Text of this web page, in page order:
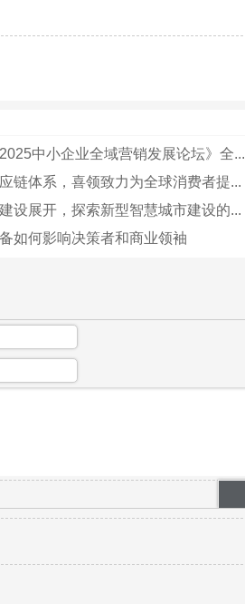
中小企业全域营销发展论坛》全...
链体系，喜领致力为全球消费者提...
设展开，探索新型智慧城市建设的...
如何影响决策者和商业领袖